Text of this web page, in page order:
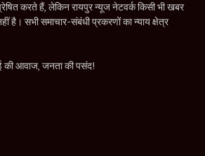
करते हैं, लेकिन रायपुर न्यूज नेटवर्क किसी भी खबर
है। सभी समाचार-संबंधी प्रकरणों का न्याय क्षेत्र
की आवाज, जनता की पसंद!